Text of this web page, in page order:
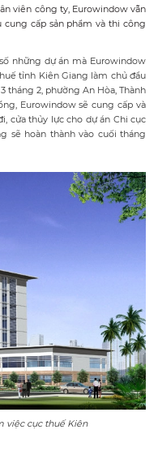
viên công ty, Eurowindow vẫn
cấp sản phẩm và thi công
những dự án mà Eurowindow
tỉnh Kiên Giang làm chủ đầu
tháng 2, phường An Hòa, Thành
Eurowindow sẽ cung cấp và
cửa thủy lực cho dự án Chi cục
sẽ hoàn thành vào cuối tháng
việc cục thuế Kiên